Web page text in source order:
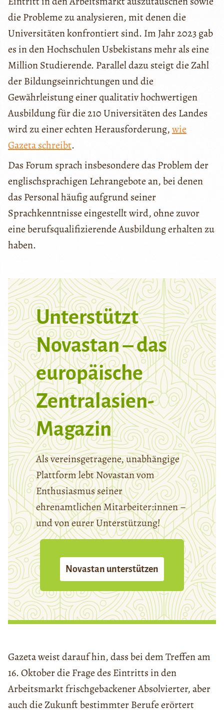
die Probleme zu analysieren, mit denen die
Universitäten konfrontiert sind. Im Jahr 2023 gab
es in den Hochschulen Usbekistans mehr als eine
Million Studierende. Parallel dazu steigt die Zahl
der Bildungseinrichtungen und die
Gewährleistung einer qualitativ hochwertigen
Ausbildung für die 210 Universitäten des Landes
wird zu einer echten Herausforderung,wie
Gazeta schreibt.
Das Forum sprach insbesondere das Problem der
englischsprachigen Lehrangebote an, bei denen
das Personal häufig aufgrund seiner
Sprachkenntnisse eingestellt wird, ohne zuvor
eine berufsqualifizierende Ausbildung erhalten zu
haben.
Unterstützt
Novastan – das
europäische
Zentralasien-
Magazin
Als vereinsgetragene, unabhängige
Plattform lebt Novastan vom
Enthusiasmus seiner
ehrenamtlichen Mitarbeiter:innen –
und von eurer Unterstützung!
Novastan unterstützen
Gazeta weist darauf hin, dass bei dem Treffen am
16. Oktober die Frage des Eintritts in den
Arbeitsmarkt frischgebackener Absolvierter, aber
auch die Zukunft bestimmter Berufe erörtert